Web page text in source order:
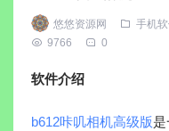
悠悠资源网 手机
9766
0
软件介绍
b612咔叽相机高级版